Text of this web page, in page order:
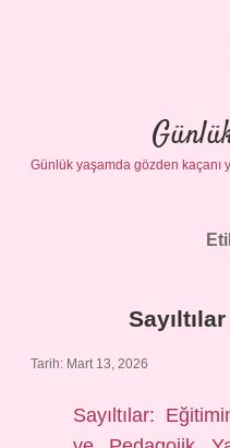
Günlük yaşamda gözden kaçanı
Tarih: Mart 13, 2026
Sayıltılar: